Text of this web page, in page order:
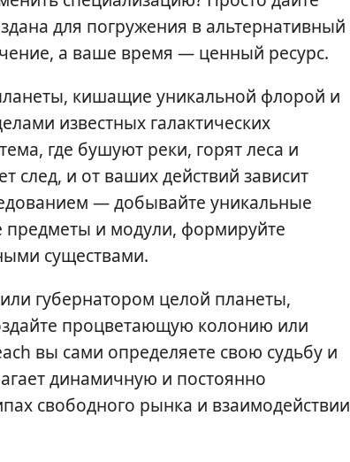
для погружения в альтернативный
а ваше время — ценный ресурс.
кишащие уникальной флорой и
известных галактических
где бушуют реки, горят леса и
след, и от ваших действий зависит
— добывайте уникальные
предметы и модули, формируйте
существами.
губернатором целой планеты,
процветающую колонию или
вы сами определяете свою судьбу и
динамичную и постоянно
свободного рынка и взаимодействии